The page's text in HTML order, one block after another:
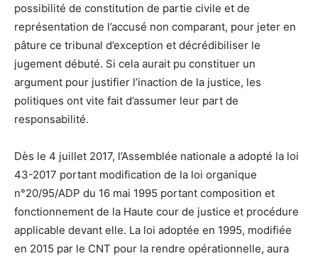
possibilité de constitution de partie civile et de
représentation de l’accusé non comparant, pour jeter en
pâture ce tribunal d’exception et décrédibiliser le
jugement débuté. Si cela aurait pu constituer un
argument pour justifier l’inaction de la justice, les
politiques ont vite fait d’assumer leur part de
responsabilité.
Dès le 4 juillet 2017, l’Assemblée nationale a adopté la loi
43-2017 portant modification de la loi organique
n°20/95/ADP du 16 mai 1995 portant composition et
fonctionnement de la Haute cour de justice et procédure
applicable devant elle. La loi adoptée en 1995, modifiée
en 2015 par le CNT pour la rendre opérationnelle, aura